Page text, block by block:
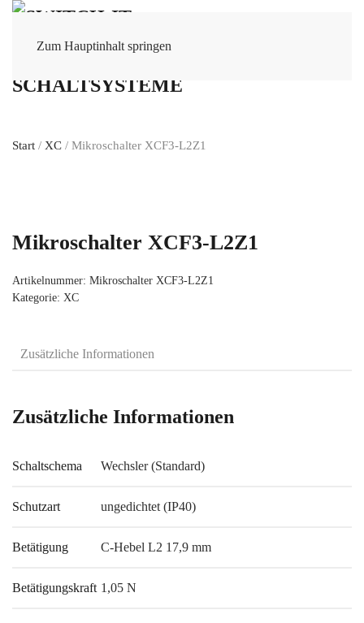
Zum Hauptinhalt springen
Start / XC / Mikroschalter XCF3-L2Z1
Mikroschalter XCF3-L2Z1
Artikelnummer: Mikroschalter XCF3-L2Z1
Kategorie: XC
Zusätzliche Informationen
Zusätzliche Informationen
Schaltschema Wechsler (Standard)
Schutzart ungedichtet (IP40)
Betätigung C-Hebel L2 17,9 mm
Betätigungskraft 1,05 N